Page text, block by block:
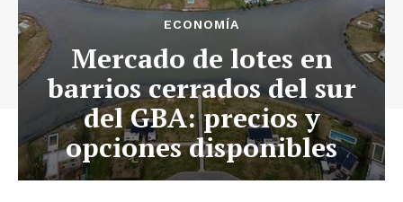
ECONOMÍA
Mercado de lotes en
barrios cerrados del sur
del GBA: precios y
opciones disponibles